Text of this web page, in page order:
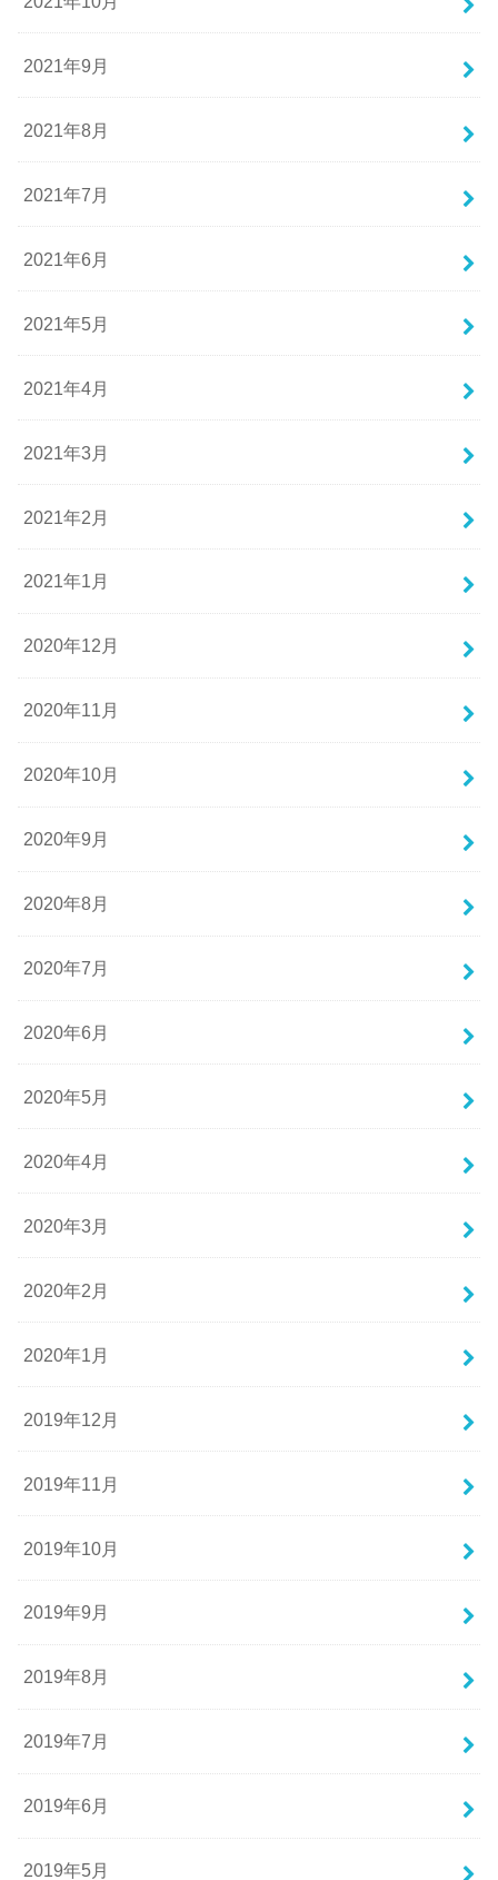
2021年9月
2021年8月
2021年7月
2021年6月
2021年5月
2021年4月
2021年3月
2021年2月
2021年1月
2020年12月
2020年11月
2020年10月
2020年9月
2020年8月
2020年7月
2020年6月
2020年5月
2020年4月
2020年3月
2020年2月
2020年1月
2019年12月
2019年11月
2019年10月
2019年9月
2019年8月
2019年7月
2019年6月
2019年5月